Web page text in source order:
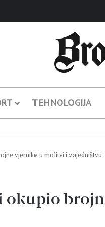
TEHNOLOGIJA
vjernike u molitvi i zajedništvu
okupio